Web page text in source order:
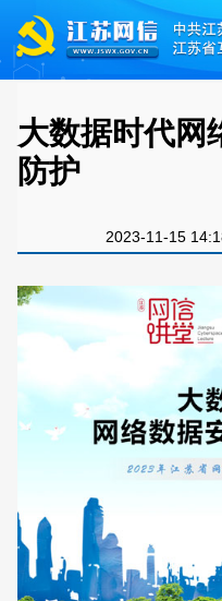
大数据时代网
防护
2023-11-15